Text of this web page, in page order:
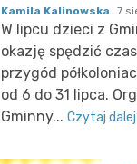
Kamila Kalinowska 7
W lipcu dzieci z
okazję spędzić
przygód
od 6 do 31 lipca.
Gminny... Czytaj dalej